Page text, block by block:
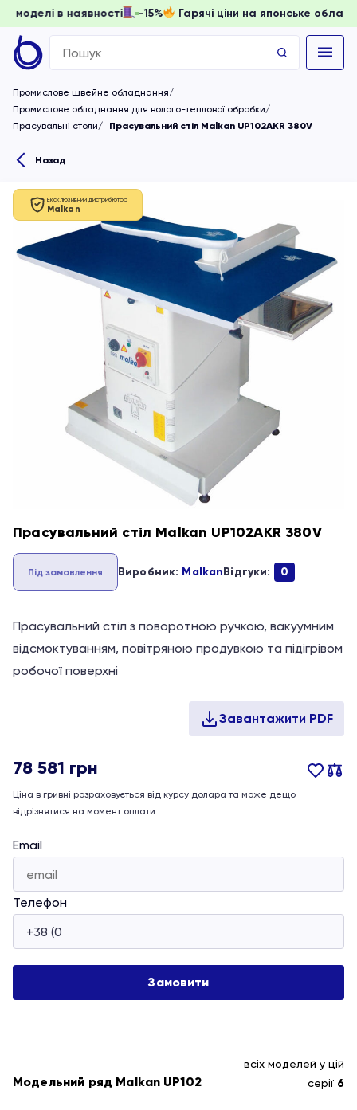
доки моделі в наявності -15% Гарячі ціни на японське
Search
for:
Промислове швейне обладнання
Промислове обладнання для волого-теплової обробки
Прасувальні столи
Прасувальний стіл Malkan UP102AKR 380V
Назад
Ексклюзивний дистриб'ютор
Malkan
Прасувальний стіл Malkan UP102AKR 380V
Під замовлення Виробник: MalkanВідгуки: 0
Прасувальний стіл з поворотною ручкою, вакуумним
відсмоктуванням, повiтряною продувкою та підігрівом
робочої поверхні
78 581 грн
Ціна в гривні розраховується від курсу долара та може дещо
відрізнятися на момент оплати.
Email
Телефон
Модельний ряд Malkan UP102
всіх моделей у цій
серії 6